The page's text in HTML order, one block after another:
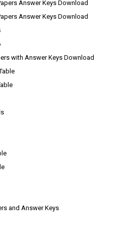
Answer Keys Download
Answer Keys Download
with Answer Keys Download
and Answer Keys